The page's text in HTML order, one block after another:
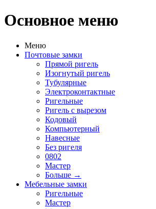
Основное меню
Меню
Почтовые замки
Прямой ригель
Изогнутый ригель
Тубулярные
Электроконтактные
Ригельные
Ригель с вырезом
Кодовый
Компьютерный
Навесные
Без ригеля
0802
Мастер
Больше →
Мебельные замки
Ригельные
Мастер